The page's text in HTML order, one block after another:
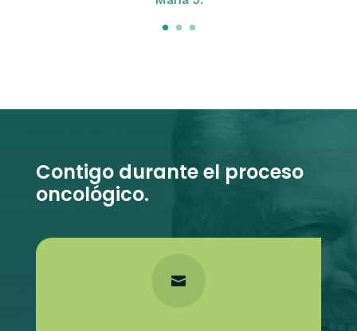
Contigo durante el proceso
oncológico.
